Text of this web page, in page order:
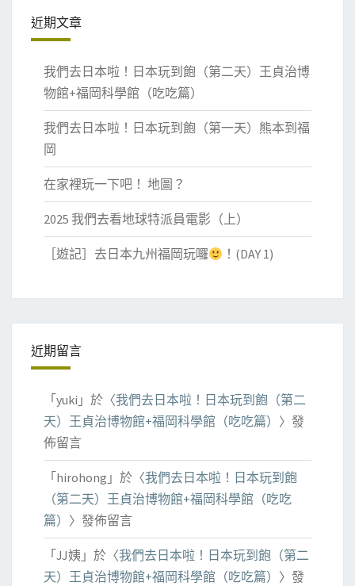
近期文章
我們去日本啦！日本玩到飽（第二天）王貞治博
物館+福岡科學館（吃吃篇）
我們去日本啦！日本玩到飽（第一天）熊本到福
岡
在家裡玩一下吧！ 地圖？
2025 我們去看地球特派員電影（上）
［遊記］去日本九州福岡玩囉 ！(DAY 1)
近期留言
「 yuki 」於〈我們去日本啦！日本玩到飽（第二
天）王貞治博物館+福岡科學館（吃吃篇） 〉發
佈留言
「 hirohong 」於〈我們去日本啦！日本玩到飽
（第二天）王貞治博物館+福岡科學館（吃吃
篇） 〉發佈留言
「 JJ姨 」於〈我們去日本啦！日本玩到飽（第二
天）王貞治博物館+福岡科學館（吃吃篇） 〉發